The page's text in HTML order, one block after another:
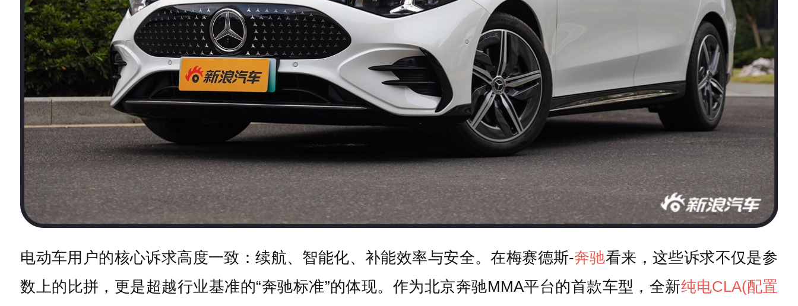
电动车用户的核心诉求高度一致：续航、智能化、补能效率与安全。在梅赛德斯-奔驰看来，这些诉求不仅是参
数上的比拼，更是超越行业基准的“奔驰标准”的体现。作为北京奔驰MMA平台的首款车型，全新纯电CLA(配置